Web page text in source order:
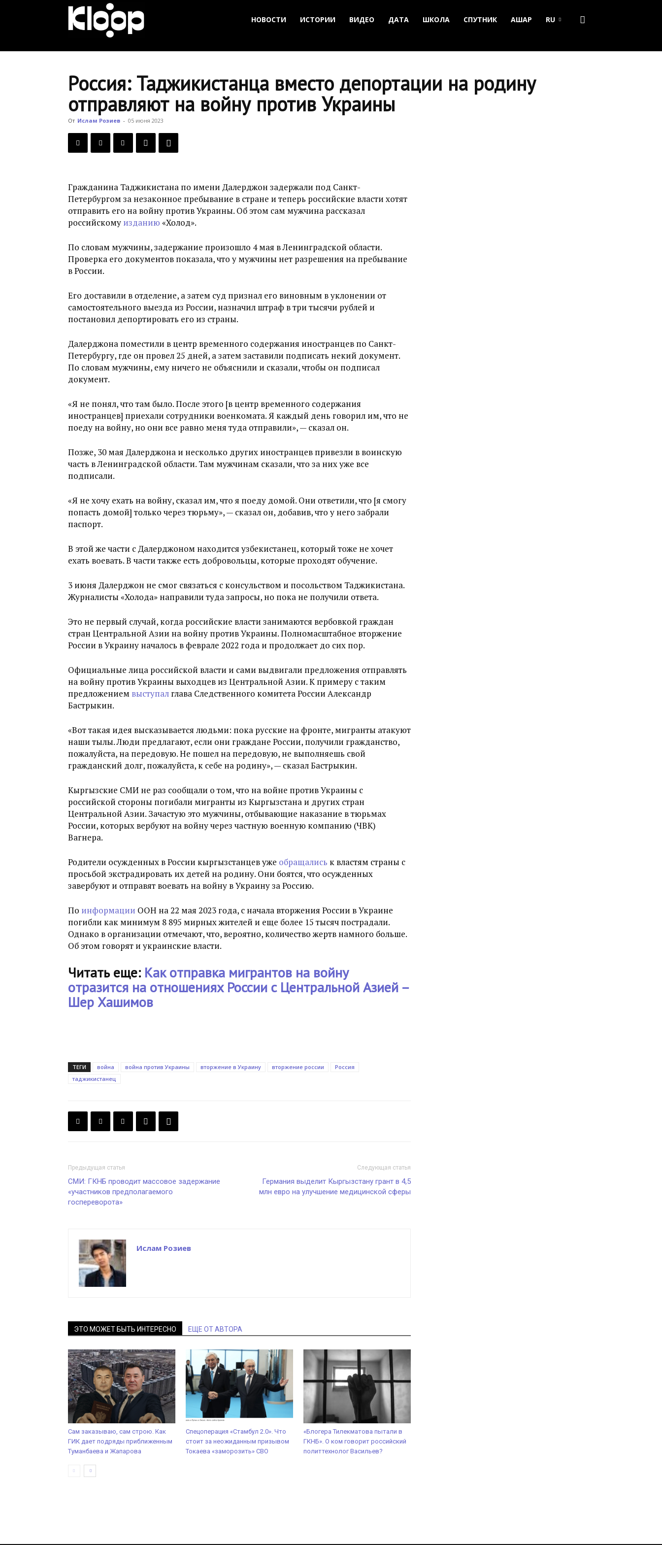
Новости
Кыргызстана
НОВОСТИ ИСТОРИИ ВИДЕО ДАТА ШКОЛА СПУТНИК АШАР RU
Россия: Таджикистанца вместо депортации на родину
отправляют на войну против Украины
От Ислам Розиев - 05 июня 2023
Гражданина Таджикистана по имени Далерджон задержали под Санкт-
Петербургом за незаконное пребывание в стране и теперь российские власти хотят
отправить его на войну против Украины. Об этом сам мужчина рассказал
российскому изданию «Холод».
По словам мужчины, задержание произошло 4 мая в Ленинградской области.
Проверка его документов показала, что у мужчины нет разрешения на пребывание
в России.
Его доставили в отделение, а затем суд признал его виновным в уклонении от
самостоятельного выезда из России, назначил штраф в три тысячи рублей и
постановил депортировать его из страны.
Далерджона поместили в центр временного содержания иностранцев по Санкт-
Петербургу, где он провел 25 дней, а затем заставили подписать некий документ.
По словам мужчины, ему ничего не объяснили и сказали, чтобы он подписал
документ.
«Я не понял, что там было. После этого [в центр временного содержания
иностранцев] приехали сотрудники военкомата. Я каждый день говорил им, что не
поеду на войну, но они все равно меня туда отправили», — сказал он.
Позже, 30 мая Далерджона и несколько других иностранцев привезли в воинскую
часть в Ленинградской области. Там мужчинам сказали, что за них уже все
подписали.
«Я не хочу ехать на войну, сказал им, что я поеду домой. Они ответили, что [я смогу
попасть домой] только через тюрьму», — сказал он, добавив, что у него забрали
паспорт.
В этой же части с Далерджоном находится узбекистанец, который тоже не хочет
ехать воевать. В части также есть добровольцы, которые проходят обучение.
3 июня Далерджон не смог связаться с консульством и посольством Таджикистана.
Журналисты «Холода» направили туда запросы, но пока не получили ответа.
Это не первый случай, когда российские власти занимаются вербовкой граждан
стран Центральной Азии на войну против Украины. Полномасштабное вторжение
России в Украину началось в феврале 2022 года и продолжает до сих пор.
Официальные лица российской власти и сами выдвигали предложения отправлять
на войну против Украины выходцев из Центральной Азии. К примеру с таким
предложением выступал глава Следственного комитета России Александр
Бастрыкин.
«Вот такая идея высказывается людьми: пока русские на фронте, мигранты атакуют
наши тылы. Люди предлагают, если они граждане России, получили гражданство,
пожалуйста, на передовую. Не пошел на передовую, не выполняешь свой
гражданский долг, пожалуйста, к себе на родину», — сказал Бастрыкин.
Кыргызские СМИ не раз сообщали о том, что на войне против Украины с
российской стороны погибали мигранты из Кыргызстана и других стран
Центральной Азии. Зачастую это мужчины, отбывающие наказание в тюрьмах
России, которых вербуют на войну через частную военную компанию (ЧВК)
Вагнера.
Родители осужденных в России кыргызстанцев уже обращались к властям страны с
просьбой экстрадировать их детей на родину. Они боятся, что осужденных
завербуют и отправят воевать на войну в Украину за Россию.
По информации ООН на 22 мая 2023 года, с начала вторжения России в Украине
погибли как минимум 8 895 мирных жителей и еще более 15 тысяч пострадали.
Однако в организации отмечают, что, вероятно, количество жертв намного больше.
Об этом говорят и украинские власти.
Читать еще: Как отправка мигрантов на войну
отразится на отношениях России с Центральной Азией –
Шер Хашимов
ТЕГИ война война против Украины вторжение в Украину вторжение россии
Россия
таджикистанец
Предыдущая статья
СМИ: ГКНБ проводит массовое задержание
«участников предполагаемого
госпереворота»
Следующая статья
Германия выделит Кыргызстану грант в 4,5
млн евро на улучшение медицинской сферы
Ислам Розиев
ЭТО МОЖЕТ БЫТЬ ИНТЕРЕСНО ЕЩЕ ОТ АВТОРА
Сам заказываю, сам строю. Как
ГИК дает подряды приближенным
Туманбаева и Жапарова
Спецоперация «Стамбул 2.0». Что
стоит за неожиданным призывом
Токаева «заморозить» СВО
«Блогера Тилекматова пытали в
ГКНБ». О ком говорит российский
политтехнолог Васильев?